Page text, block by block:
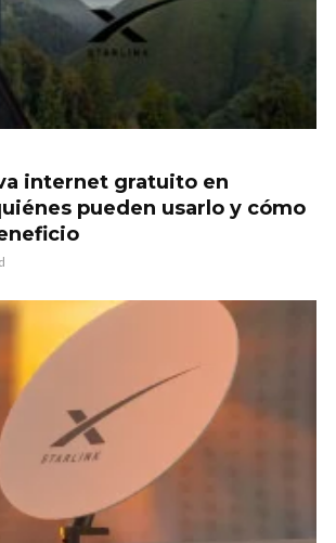
internet gratuito en
pueden usarlo y cómo